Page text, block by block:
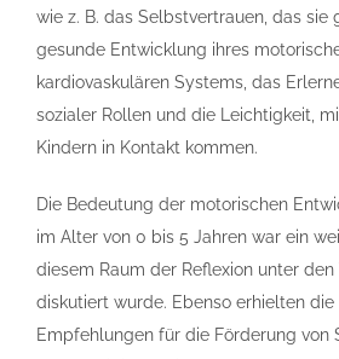
wie z. B. das Selbstvertrauen, das sie
gesunde Entwicklung ihres
kardiovaskulären Systems, das
sozialer Rollen und die Leichtigkeit,
Kindern in Kontakt kommen.
Die Bedeutung der motorischen
im Alter von 0 bis 5 Jahren war ein
diesem Raum der Reflexion unter den
diskutiert wurde. Ebenso erhielten die
Empfehlungen für die Förderung von